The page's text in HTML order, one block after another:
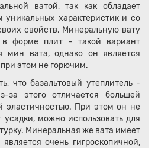
ватой, так как обладает
уникальных характеристик и со
свойств. Минеральную вату
форме плит - такой вариант
мин вата, однако он является
этом не горючим.
что базальтовый утеплитель -
за этого отличается большей
эластичностью. При этом он не
усадки, можно использовать для
Минеральная же вата имеет
очень гигроскопичной,